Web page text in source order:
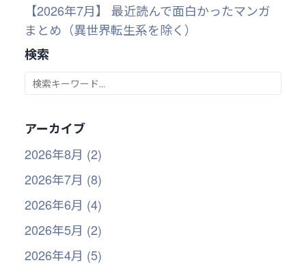
【2026年7月】 最近読んで面白かったマンガ
まとめ（異世界転生系を除く）
検索
アーカイブ
2026年8月 (2)
2026年7月 (8)
2026年6月 (4)
2026年5月 (2)
2026年4月 (5)